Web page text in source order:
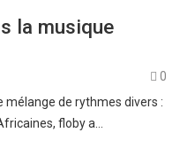
la musique
0
mélange de rythmes divers :
floby a…